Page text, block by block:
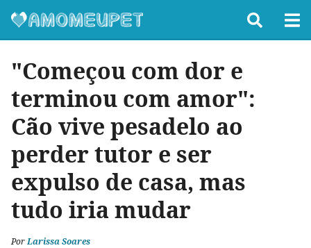
"Começou com dor e
terminou com amor":
Cão vive pesadelo ao
perder tutor e ser
expulso de casa, mas
tudo iria mudar
PorLarissa Soares